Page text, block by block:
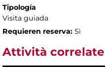
Tipología
Visita guiada
Requieren reserva: Sì
Attività correlate